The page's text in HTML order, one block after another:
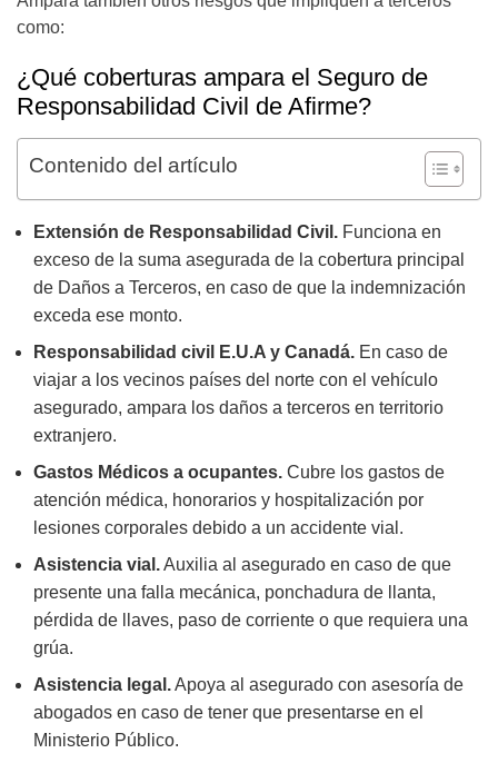
como:
¿Qué coberturas ampara el Seguro de
Responsabilidad Civil de Afirme?
Contenido del artículo
Extensión de Responsabilidad Civil. Funciona en
exceso de la suma asegurada de la cobertura principal
de Daños a Terceros, en caso de que la indemnización
exceda ese monto.
Responsabilidad civil E.U.A y Canadá. En caso de
viajar a los vecinos países del norte con el vehículo
asegurado, ampara los daños a terceros en territorio
extranjero.
Gastos Médicos a ocupantes. Cubre los gastos de
atención médica, honorarios y hospitalización por
lesiones corporales debido a un accidente vial.
Asistencia vial.Auxilia al asegurado en caso de que
presente una falla mecánica, ponchadura de llanta,
pérdida de llaves, paso de corriente o que requiera una
grúa.
Asistencia legal.Apoya al asegurado con asesoría de
abogados en caso de tener que presentarse en el
Ministerio Público.